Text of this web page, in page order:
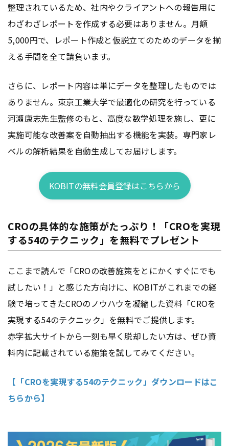
整理されているため、社内やクライアントへの報告用に
わざわざレポートを作成する必要はありません。月額
5,000円で、レポート作成と仮説立てのためのデータを揃
える手間を全て請負います。
さらに、レポート内容は単にデータを整理したものでは
ありません。東京工業大学で最適化の研究を行っている
河瀬康志先生監修のもと、高度な数学処理を施し、更に
実施可能な改善案を自動抽出する機能を実装。専門家レ
ベルの解析結果を自動生成してお届けします。
KOBITの無料会員登録はこちらから
CROの具体的な施策がたっぷり！「CROを実現
する54のテクニック」を無料でプレゼント
ここまで読んで「CROの改善施策をとにかくすぐにでも
試したい！」と感じた方向けに、KOBITがこれまでの経
験で培ってきたCROのノウハウを凝縮した資料「CROを
実現する54のテクニック」を無料でご提供します。
赤字拡大サイトから一刻も早く脱却したい方は、ぜひ資
料内に記載されている施策を試してみてください。
【「CROを実現する54のテクニック」ダウンロードはこ
ちらから】